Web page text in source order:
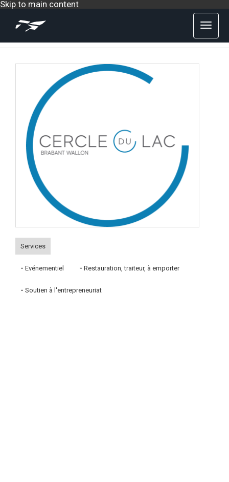
Skip to main content
Services
- Evénementiel - Restauration, traiteur, à emporter
- Soutien à l'entrepreneuriat